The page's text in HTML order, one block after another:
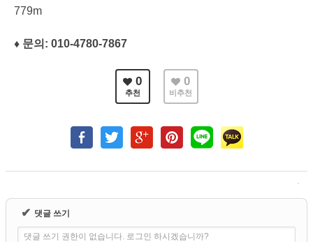
779m
♦ 문의: 010-4780-7867
0
추천
0
비추천
✔ 댓글 쓰기
댓글 쓰기 권한이 없습니다. 로그인 하시겠습니까?